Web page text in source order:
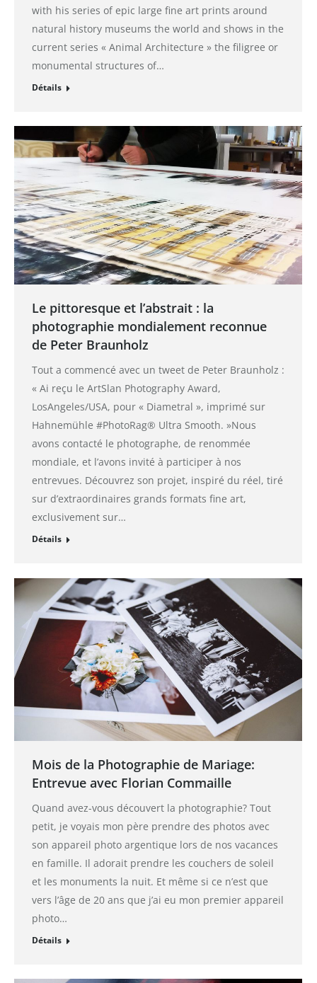
with his series of epic large fine art prints around
natural history museums the world and shows in the
current series « Animal Architecture » the filigree or
monumental structures of…
Détails
Le pittoresque et l’abstrait : la
photographie mondialement reconnue
de Peter Braunholz
Tout a commencé avec un tweet de Peter Braunholz :
« Ai reçu le ArtSlan Photography Award,
LosAngeles/USA, pour « Diametral », imprimé sur
Hahnemühle #PhotoRag® Ultra Smooth. »Nous
avons contacté le photographe, de renommée
mondiale, et l’avons invité à participer à nos
entrevues. Découvrez son projet, inspiré du réel, tiré
sur d’extraordinaires grands formats fine art,
exclusivement sur…
Détails
Mois de la Photographie de Mariage:
Entrevue avec Florian Commaille
Quand avez-vous découvert la photographie? Tout
petit, je voyais mon père prendre des photos avec
son appareil photo argentique lors de nos vacances
en famille. Il adorait prendre les couchers de soleil
et les monuments la nuit. Et même si ce n’est que
vers l’âge de 20 ans que j’ai eu mon premier appareil
photo…
Détails